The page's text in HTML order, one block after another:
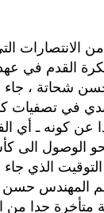
الانتصارات
القدم في
يقوده
في تصفيات
‬فبعيدا عن كونه ـ
‬،‮ ‬إلا أن التوقيت
مسئولا بحجم